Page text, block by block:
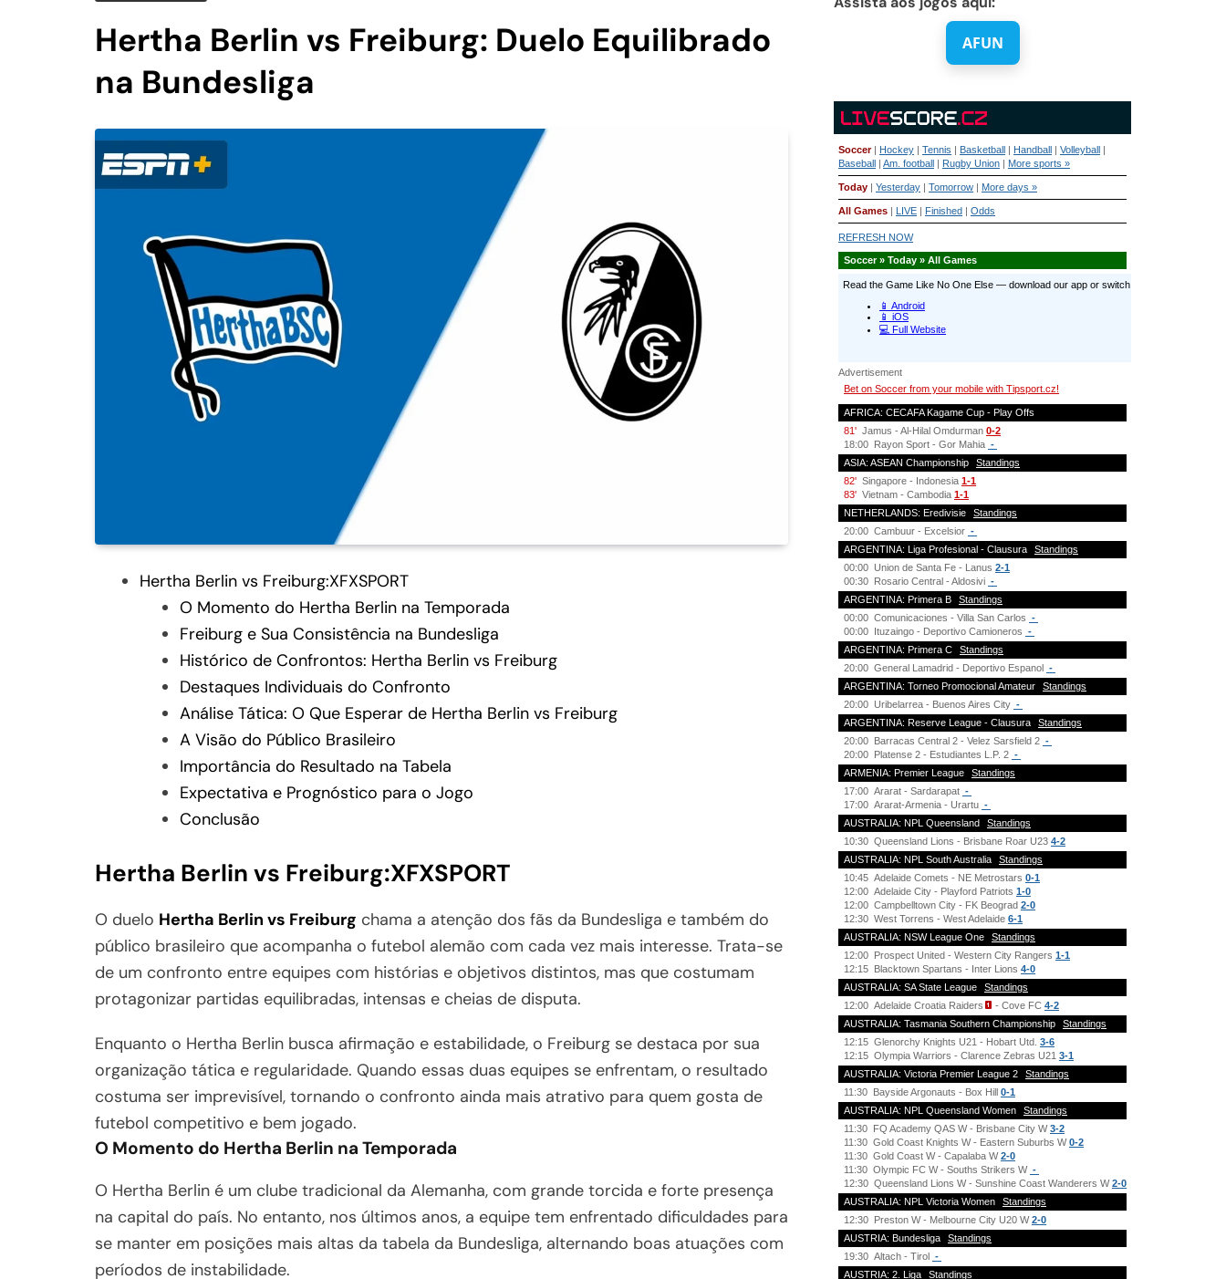
Hertha Berlin vs Freiburg: Duelo Equilibrado
na Bundesliga
Hertha Berlin vs Freiburg:XFXSPORT
O Momento do Hertha Berlin na Temporada
Freiburg e Sua Consistência na Bundesliga
Histórico de Confrontos: Hertha Berlin vs Freiburg
Destaques Individuais do Confronto
Análise Tática: O Que Esperar de Hertha Berlin vs Freiburg
A Visão do Público Brasileiro
Importância do Resultado na Tabela
Expectativa e Prognóstico para o Jogo
Conclusão
Hertha Berlin vs Freiburg:XFXSPORT
O duelo Hertha Berlin vs Freiburg chama a atenção dos fãs da Bundesliga e também do
público brasileiro que acompanha o futebol alemão com cada vez mais interesse. Trata-se
de um confronto entre equipes com histórias e objetivos distintos, mas que costumam
protagonizar partidas equilibradas, intensas e cheias de disputa.
Enquanto o Hertha Berlin busca afirmação e estabilidade, o Freiburg se destaca por sua
organização tática e regularidade. Quando essas duas equipes se enfrentam, o resultado
costuma ser imprevisível, tornando o confronto ainda mais atrativo para quem gosta de
futebol competitivo e bem jogado.
O Momento do Hertha Berlin na Temporada
O Hertha Berlin é um clube tradicional da Alemanha, com grande torcida e forte presença
na capital do país. No entanto, nos últimos anos, a equipe tem enfrentado dificuldades para
se manter em posições mais altas da tabela da Bundesliga, alternando boas atuações com
períodos de instabilidade.
AFUN